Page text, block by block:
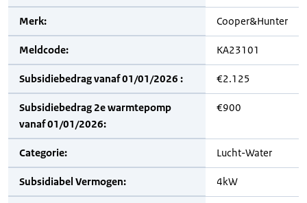
Merk: Cooper&Hunter
Meldcode: KA23101
Subsidiebedrag vanaf 01/01/2026 : €2.125
Subsidiebedrag 2e warmtepomp
vanaf 01/01/2026:
€900
Categorie: Lucht-Water
Subsidiabel Vermogen: 4kW